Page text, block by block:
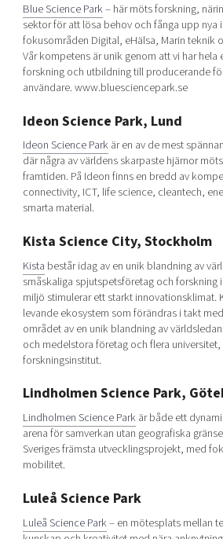
Blue Science Park– här möts forskning,
sektor för att lösa behov och fånga upp nya
fokusområden Digital, eHälsa, Marin teknik
Vår kompetens är unik genom att vi har hela
forskning och utbildning till producerande
användare. www.bluesciencepark.se
Ideon Science Park, Lund
Ideon Science Parkär en av de mest
där några av världens skarpaste hjärnor
framtiden. På Ideon finns en bredd av
connectivity, ICT, life science, cleantech,
smarta material.
Kista Science City, Stockholm
Kista består idag av en unik blandning av
småskaliga spjutspetsföretag och forskning
miljö stimulerar ett starkt innovationsklimat.
levande ekosystem som förändras i takt
området av en unik blandning av
och medelstora företag och flera
forskningsinstitut.
Lindholmen Science Park,
Lindholmen Science Parkär både ett
arena för samverkan utan geografiska
Sveriges främsta utvecklingsprojekt, med
mobilitet.
Luleå Science Park
Luleå Science Park– en mötesplats mellan